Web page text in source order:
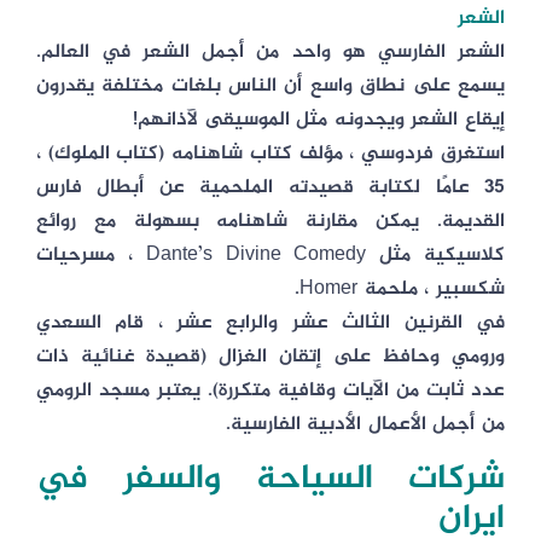
الشعر
الشعر الفارسي هو واحد من أجمل الشعر في العالم.
يسمع على نطاق واسع أن الناس بلغات مختلفة يقدرون
إيقاع الشعر ويجدونه مثل الموسيقى لآذانهم!
استغرق فردوسي ، مؤلف كتاب شاهنامه (كتاب الملوك) ،
35 عامًا لكتابة قصيدته الملحمية عن أبطال فارس
القديمة. يمكن مقارنة شاهنامه بسهولة مع روائع
كلاسيكية مثل Dante’s Divine Comedy ، مسرحيات
شكسبير ، ملحمة Homer.
في القرنين الثالث عشر والرابع عشر ، قام السعدي
ورومي وحافظ على إتقان الغزال (قصيدة غنائية ذات
عدد ثابت من الآيات وقافية متكررة). يعتبر مسجد الرومي
من أجمل الأعمال الأدبية الفارسية.
شركات السياحة والسفر في
ايران